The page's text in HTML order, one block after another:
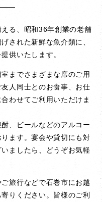
る、昭和36年創業の老舗
された新鮮な魚介類に、
供いたします。
までさまざまな席のご用
人同士とのお食事、お仕
わせてご利用いただけま
、ビールなどのアルコー
ます。宴会や貸切にも対
ましたら、どうぞお気軽
旅行などで石巻市にお越
りください。皆様のご利